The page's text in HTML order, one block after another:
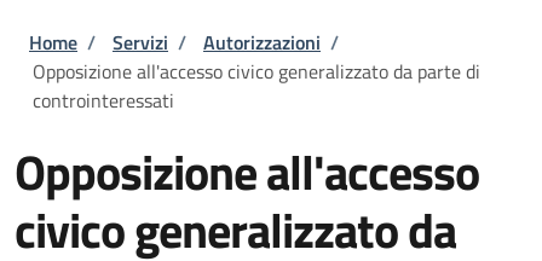
Briciole di pane
Home / Servizi / Autorizzazioni /
Opposizione all'accesso civico generalizzato da parte di
controinteressati
Opposizione all'accesso
civico generalizzato da